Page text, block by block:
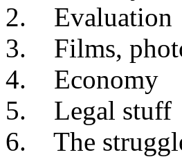
Evaluation
Films,
Economy
Legal stuff
The